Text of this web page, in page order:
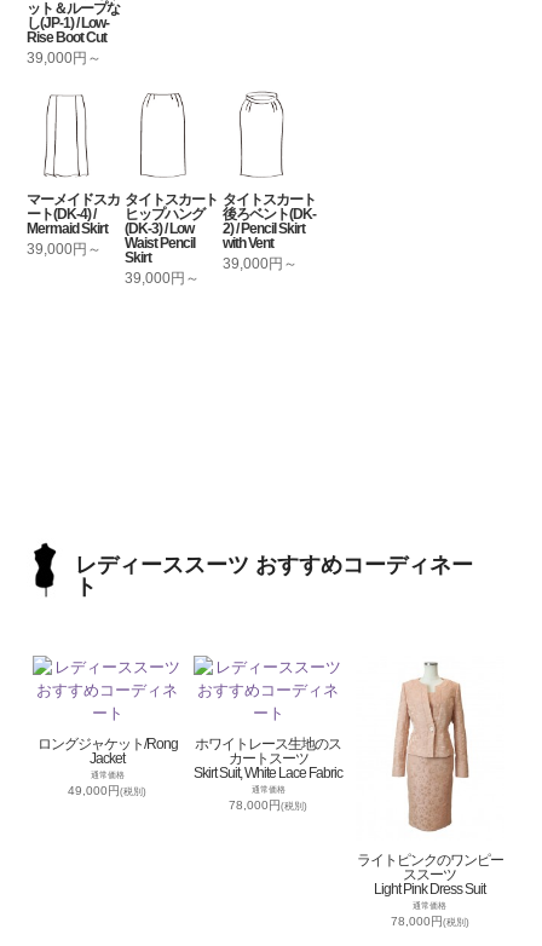
ット＆ループな
し(JP-1) / Low-
Rise Boot Cut
39,000円～
マーメイドスカ
ート(DK-4) /
Mermaid Skirt
39,000円～
タイトスカート
ヒップハング
(DK-3) / Low
Waist Pencil
Skirt
39,000円～
タイトスカート
後ろベント(DK-
2) / Pencil Skirt
with Vent
39,000円～
レディーススーツ おすすめコーディネー
ト
ロングジャケット/Rong
Jacket
通常価格
49,000円(税別)
ホワイトレース生地のス
カートスーツ
Skirt Suit, White Lace Fabric
通常価格
78,000円(税別)
ライトピンクのワンピー
ススーツ
Light Pink Dress Suit
通常価格
78,000円(税別)